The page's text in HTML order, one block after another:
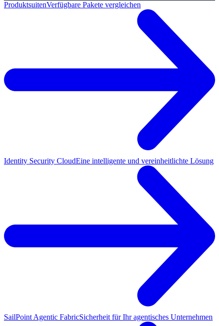
ProduktsuitenVerfügbare Pakete vergleichen
Identity Security CloudEine intelligente und vereinheitlichte Lösung
SailPoint Agentic FabricSicherheit für Ihr agentisches Unternehmen